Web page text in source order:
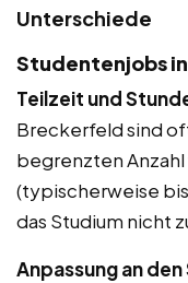
Unterschiede
Studentenjobs
Teilzeit und
Breckerfeld sind
begrenzten
(typischerweise
das Studium nicht
Anpassung an